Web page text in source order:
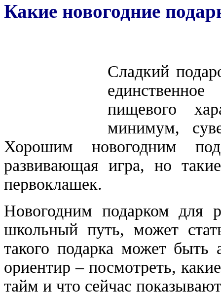
Какие новогодние
Сладкий
пищевого
минимум,
Хорошим новогодним
развивающая игра, но
первоклашек.
Новогодним подарком для
школьный путь, может
такого подарка может
ориентир – посмотреть,
тайм и что сейчас